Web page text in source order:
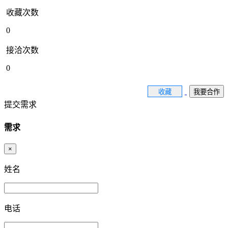
收藏次数
0
接洽次数
0
收藏 我要合作
提交需求
需求
×
姓名
电话